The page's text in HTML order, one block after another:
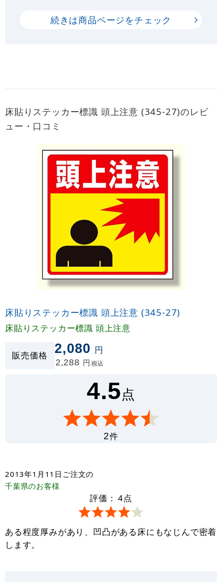
続きは商品ページをチェック
床貼りステッカー標識 頭上注意 (345-27)のレビ
ュー・口コミ
床貼りステッカー標識 頭上注意 (345-27)
床貼りステッカー標識 頭上注意
販売価格 2,080 円
2,288 円 税込
4.5点
2件
2013年1月11日 ご注文の
千葉県のお客様
評価： 4点
ある程度厚みがあり、凹凸がある床にもなじんで密着
します。